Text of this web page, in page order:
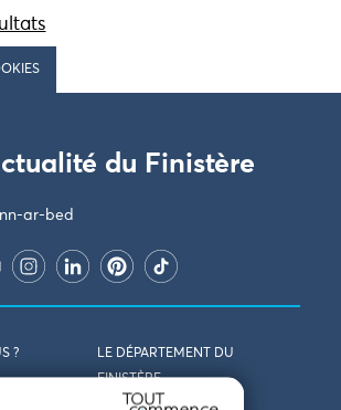
du Finistère
ar-bed
?
LE DÉPARTEMENT DU
FINISTÈRE